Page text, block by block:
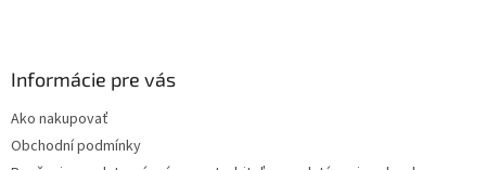
Informácie pre vás
Ako nakupovať
Obchodní podmínky